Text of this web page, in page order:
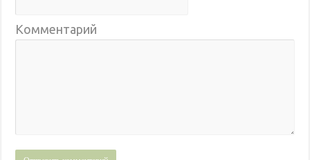
Комментарий